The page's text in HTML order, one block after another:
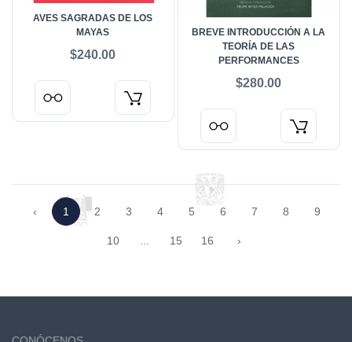
AVES SAGRADAS DE LOS
MAYAS
$240.00
BREVE INTRODUCCIÓN A LA
TEORÍA DE LAS
PERFORMANCES
$280.00
‹ 1 2 3 4 5 6 7 8 9
10 15 16 ›